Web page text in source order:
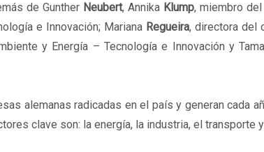
de Gunther Neubert, Annika Klump, miembro
e Innovación; Mariana Regueira, directora del
y Energía – Tecnología e Innovación y
alemanas radicadas en el país y generan cada
clave son: la energía, la industria, el transporte